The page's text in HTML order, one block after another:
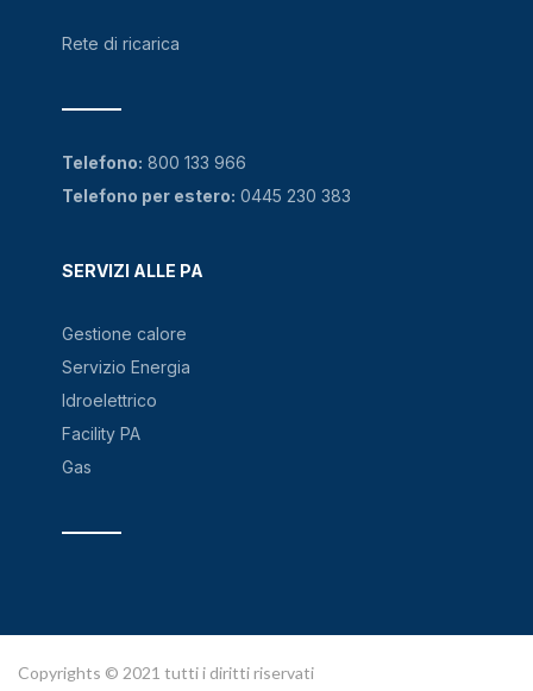
Rete di ricarica
SERVIZI ALLE PA
Gestione calore
Servizio Energia
Idroelettrico
Facility PA
Gas
Telefono: 800 133 966
Telefono per estero: 0445 230 383
Copyrights © 2021 tutti i diritti riservati